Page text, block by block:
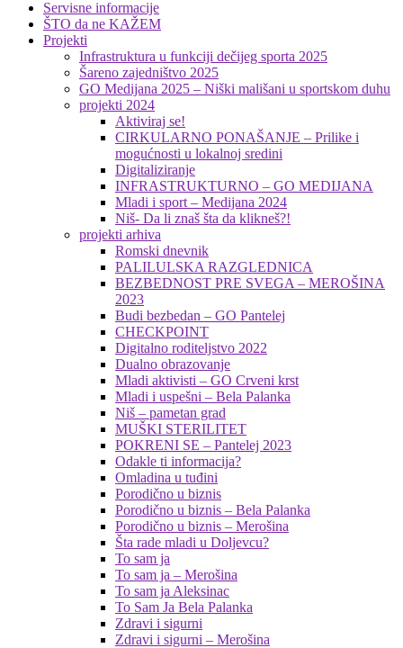
Servisne informacije
ŠTO da ne KAŽEM
Projekti
Infrastruktura u funkciji dečijeg sporta 2025
Šareno zajedništvo 2025
GO Medijana 2025 – Niški mališani u sportskom duhu
projekti 2024
Aktiviraj se!
CIRKULARNO PONAŠANJE – Prilike i
mogućnosti u lokalnoj sredini
Digitaliziranje
INFRASTRUKTURNO – GO MEDIJANA
Mladi i sport – Medijana 2024
Niš- Da li znaš šta da klikneš?!
projekti arhiva
Romski dnevnik
PALILULSKA RAZGLEDNICA
BEZBEDNOST PRE SVEGA – MEROŠINA
2023
Budi bezbedan – GO Pantelej
CHECKPOINT
Digitalno roditeljstvo 2022
Dualno obrazovanje
Mladi aktivisti – GO Crveni krst
Mladi i uspešni – Bela Palanka
Niš – pametan grad
MUŠKI STERILITET
POKRENI SE – Pantelej 2023
Odakle ti informacija?
Omladina u tuđini
Porodično u biznis
Porodično u biznis – Bela Palanka
Porodično u biznis – Merošina
Šta rade mladi u Doljevcu?
To sam ja
To sam ja – Merošina
To sam ja Aleksinac
To Sam Ja Bela Palanka
Zdravi i sigurni
Zdravi i sigurni – Merošina